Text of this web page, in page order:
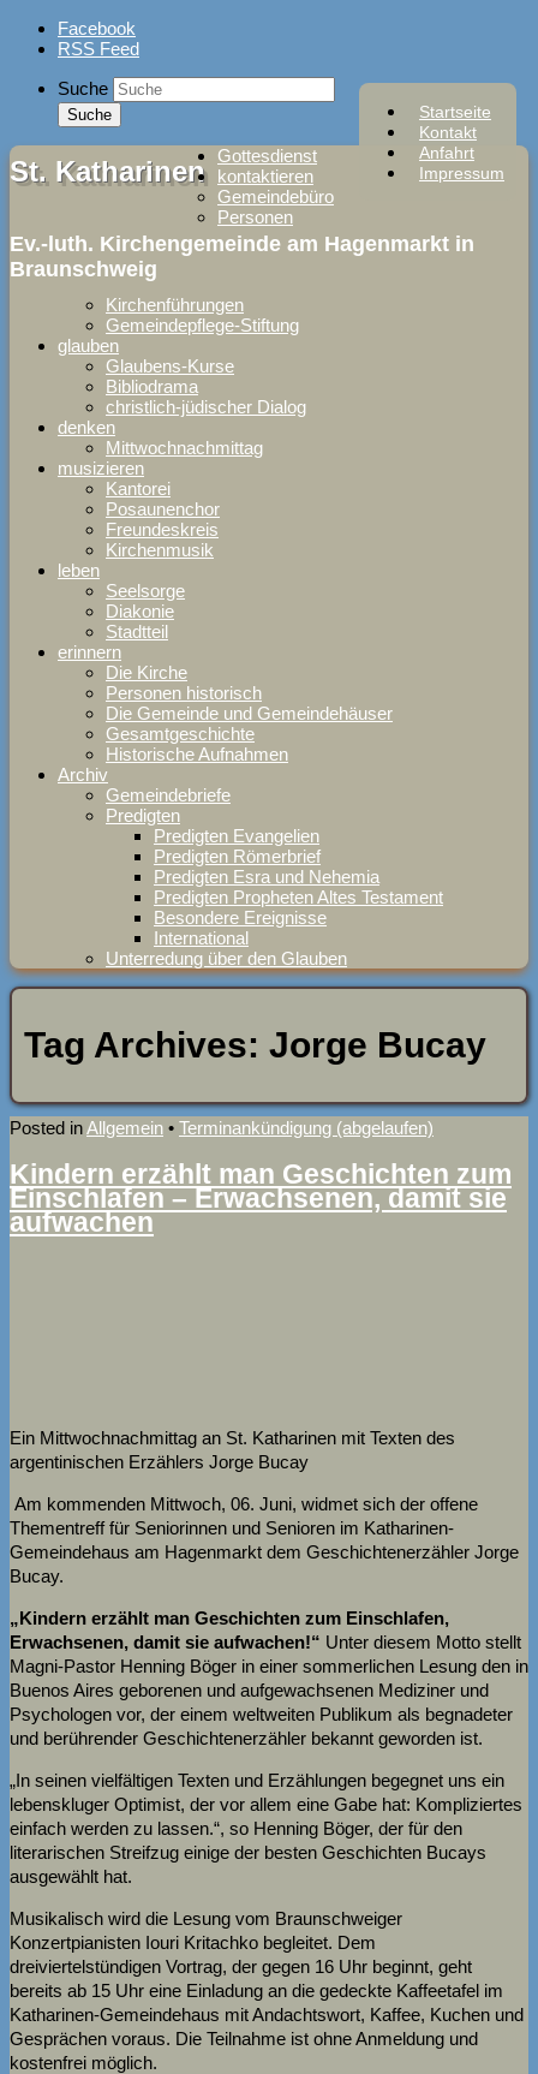
Skip
Facebook
RSS Feed
Startseite
Kontakt
Anfahrt
Impressum
Suche
St. Katharinen
Ev.-luth. Kirchengemeinde am Hagenmarkt in
Braunschweig
Gottesdienst
kontaktieren
Gemeindebüro
Personen
Kirchenführungen
Gemeindepflege-Stiftung
glauben
Glaubens-Kurse
Bibliodrama
christlich-jüdischer Dialog
denken
Mittwochnachmittag
musizieren
Kantorei
Posaunenchor
Freundeskreis
Kirchenmusik
leben
Seelsorge
Diakonie
Stadtteil
erinnern
Die Kirche
Personen historisch
Die Gemeinde und Gemeindehäuser
Gesamtgeschichte
Historische Aufnahmen
Archiv
Gemeindebriefe
Predigten
Predigten Evangelien
Predigten Römerbrief
Predigten Esra und Nehemia
Predigten Propheten Altes Testament
Besondere Ereignisse
International
Unterredung über den Glauben
Tag Archives: Jorge Bucay
Posted inAllgemein • Terminankündigung (abgelaufen)
Kindern erzählt man Geschichten zum
Einschlafen – Erwachsenen, damit sie
aufwachen
Ein Mittwochnachmittag an St. Katharinen mit Texten des
argentinischen Erzählers Jorge Bucay
Am kommenden Mittwoch, 06. Juni, widmet sich der offene
Thementreff für Seniorinnen und Senioren im Katharinen-
Gemeindehaus am Hagenmarkt dem Geschichtenerzähler Jorge
Bucay.
„Kindern erzählt man Geschichten zum Einschlafen,
Erwachsenen, damit sie aufwachen!“ Unter diesem Motto stellt
Magni-Pastor Henning Böger in einer sommerlichen Lesung den in
Buenos Aires geborenen und aufgewachsenen Mediziner und
Psychologen vor, der einem weltweiten Publikum als begnadeter
und berührender Geschichtenerzähler bekannt geworden ist.
„In seinen vielfältigen Texten und Erzählungen begegnet uns ein
lebenskluger Optimist, der vor allem eine Gabe hat: Kompliziertes
einfach werden zu lassen.“, so Henning Böger, der für den
literarischen Streifzug einige der besten Geschichten Bucays
ausgewählt hat.
Musikalisch wird die Lesung vom Braunschweiger
Konzertpianisten Iouri Kritachko begleitet. Dem
dreiviertelstündigen Vortrag, der gegen 16 Uhr beginnt, geht
bereits ab 15 Uhr eine Einladung an die gedeckte Kaffeetafel im
Katharinen-Gemeindehaus mit Andachtswort, Kaffee, Kuchen und
Gesprächen voraus. Die Teilnahme ist ohne Anmeldung und
kostenfrei möglich.